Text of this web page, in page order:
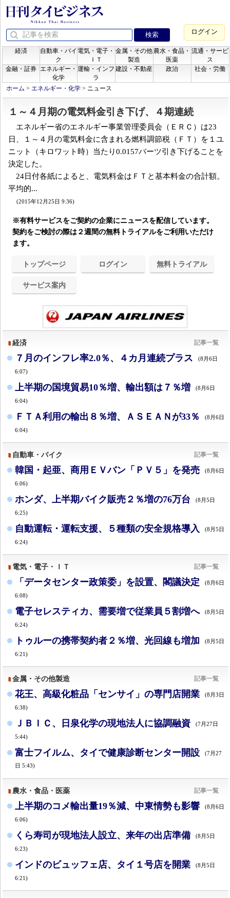
ログイン
経済
自動車・バイ
ク
電気・電子・
ＩＴ
金属・その他
製造
農水・食品・
医薬
流通・サービ
ス
金融・証券
エネルギー・
化学
運輸・インフ
ラ
建設・不動産 政治 社会・労働
ホーム > エネルギー・化学 > ニュース
１～４月期の電気料金引き下げ、４期連続
エネルギー省のエネルギー事業管理委員会（ＥＲＣ）は23
日、１～４月の電気料金に含まれる燃料調節税（ＦＴ）を１ユ
ニット（キロワット時）当たり0.0157バーツ引き下げることを
決定した。
24日付各紙によると、電気料金はＦＴと基本料金の合計額。
平均的...
(2015年12月25日 9:36)
※有料サービスをご契約の企業にニュースを配信しています。
契約をご検討の際は２週間の無料トライアルをご利用いただけ
ます。
トップページ ログイン 無料トライアル
サービス案内
経済 記事一覧
７月のインフレ率2.0％、４カ月連続プラス (8月6日
6:07)
上半期の国境貿易10％増、輸出額は７％増 (8月6日
6:04)
ＦＴＡ利用の輸出８％増、ＡＳＥＡＮが33％ (8月6日
6:04)
自動車・バイク 記事一覧
韓国・起亜、商用ＥＶバン「ＰＶ５」を発売 (8月6日
6:06)
ホンダ、上半期バイク販売２％増の76万台 (8月5日
6:25)
自動運転・運転支援、５種類の安全規格導入 (8月5日
6:24)
電気・電子・ＩＴ 記事一覧
「データセンター政策委」を設置、閣議決定 (8月6日
6:08)
電子セレスティカ、需要増で従業員５割増へ (8月5日
6:24)
トゥルーの携帯契約者２％増、光回線も増加 (8月5日
6:21)
金属・その他製造 記事一覧
花王、高級化粧品「センサイ」の専門店開業 (8月3日
6:38)
ＪＢＩＣ、日泉化学の現地法人に協調融資 (7月27日
5:44)
富士フイルム、タイで健康診断センター開設
(7月27
日 5:43)
農水・食品・医薬 記事一覧
上半期のコメ輸出量19％減、中東情勢も影響 (8月6日
6:06)
くら寿司が現地法人設立、来年の出店準備 (8月5日
6:23)
インドのビュッフェ店、タイ１号店を開業 (8月5日
6:21)